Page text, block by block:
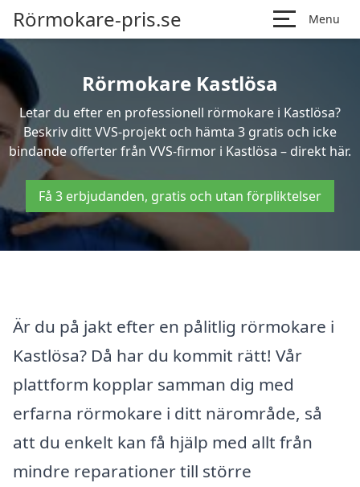
Rörmokare-pris.se Menu
Rörmokare Kastlösa
Letar du efter en professionell rörmokare i Kastlösa?
Beskriv ditt VVS-projekt och hämta 3 gratis och icke
bindande offerter från VVS-firmor i Kastlösa – direkt här.
Få 3 erbjudanden, gratis och utan förpliktelser
Är du på jakt efter en pålitlig rörmokare i
Kastlösa? Då har du kommit rätt! Vår
plattform kopplar samman dig med
erfarna rörmokare i ditt närområde, så
att du enkelt kan få hjälp med allt från
mindre reparationer till större